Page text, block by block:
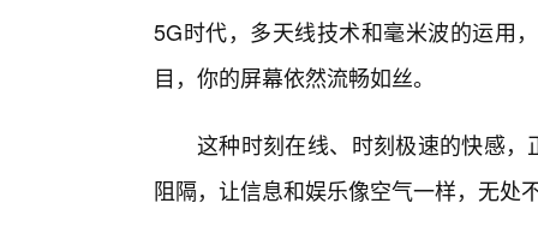
5G时代，多天线技术和毫米波的运用
目，你的屏幕依然流畅如丝。
这种时刻在线、时刻极速的快感，
阻隔，让信息和娱乐像空气一样，无处